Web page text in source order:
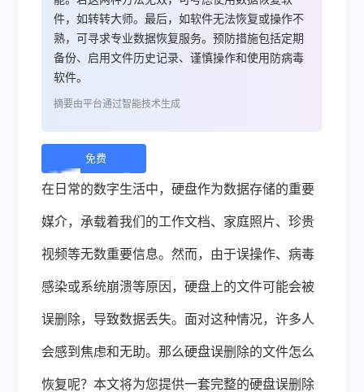
件，如转转大师。最后，如软件无法恢复或操作不
熟，可寻求专业数据恢复服务。预防措施包括定期
备份、启用文件历史记录、谨慎操作和使用防病毒
软件。
摘要由平台通过智能技术生成
免费
下
载 |
在日常的数字生活中，硬盘作为数据存储的重要
媒介，承载着我们的工作文档、家庭照片、珍贵
视频等无数重要信息。然而，由于误操作、病毒
感染或系统崩溃等原因，硬盘上的文件可能会被
误删除，导致数据丢失。面对这种情况，许多人
会感到焦虑和无助。那么硬盘误删除的文件怎么
恢复呢？本文将为您提供一套完整的硬盘误删除